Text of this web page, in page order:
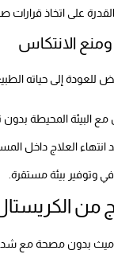
على اتخاذ قرارات
ومنع الانتكاس
للعودة إلى حياته
البيئة المحيطة بدون
العلاج داخل
وتوفير بيئة مستقرة.
من
ميث بدون مصحة مع